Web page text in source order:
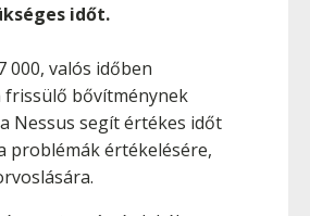
időt.
000, valós időben
bővítménynek
Nessus segít értékes időt
problémák értékelésére,